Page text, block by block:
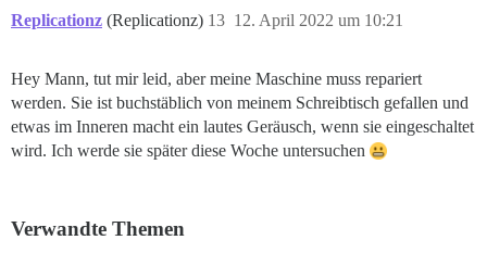
Replicationz (Replicationz) 12. April 2022 um 10:21
13
Hey Mann, tut mir leid, aber meine Maschine muss repariert
werden. Sie ist buchstäblich von meinem Schreibtisch gefallen und
etwas im Inneren macht ein lautes Geräusch, wenn sie eingeschaltet
wird. Ich werde sie später diese Woche untersuchen
Verwandte Themen